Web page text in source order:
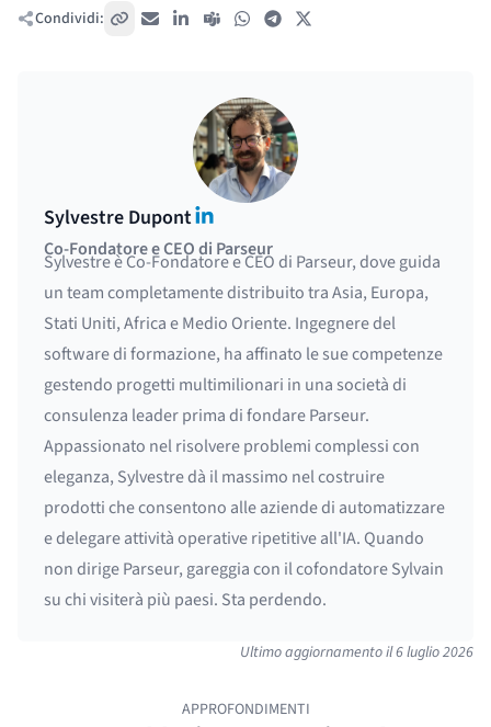
Condividi: Copia link
Email LinkedIn
Teams WhatsAppTelegram
Sylvestre DupontLinkedIn
Co-Fondatore e CEO di Parseur
Sylvestre è Co-Fondatore e CEO di Parseur, dove guida
un team completamente distribuito tra Asia, Europa,
Stati Uniti, Africa e Medio Oriente. Ingegnere del
software di formazione, ha affinato le sue competenze
gestendo progetti multimilionari in una società di
consulenza leader prima di fondare Parseur.
Appassionato nel risolvere problemi complessi con
eleganza, Sylvestre dà il massimo nel costruire
prodotti che consentono alle aziende di automatizzare
e delegare attività operative ripetitive all'IA. Quando
non dirige Parseur, gareggia con il cofondatore Sylvain
su chi visiterà più paesi. Sta perdendo.
Ultimo aggiornamento il6 luglio 2026
APPROFONDIMENTI